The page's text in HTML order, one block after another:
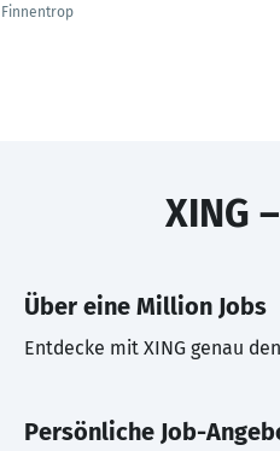
Finnentrop
XING
Über eine Million Jobs
Entdecke mit XING genau
Persönliche Job-